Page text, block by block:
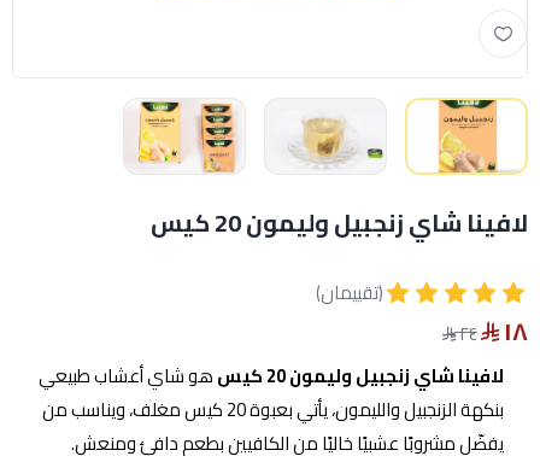
لافينا شاي زنجبيل وليمون 20 كيس
(تقييمان)
١٨
٢٤
لافينا شاي زنجبيل وليمون 20 كيس
هو شاي أعشاب طبيعي
بنكهة الزنجبيل والليمون، يأتي بعبوة 20 كيس مغلف، ويناسب من
يفضّل مشروبًا عشبيًا خاليًا من الكافيين بطعم دافئ ومنعش.